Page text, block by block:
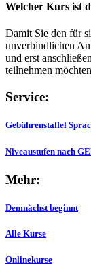
Welcher Kurs ist
Damit Sie den für
unverbindlichen
und erst
teilnehmen
Service:
Gebührenstaffel
Niveaustufen nach
Mehr:
Demnächst beginnt
Alle Kurse
Onlinekurse